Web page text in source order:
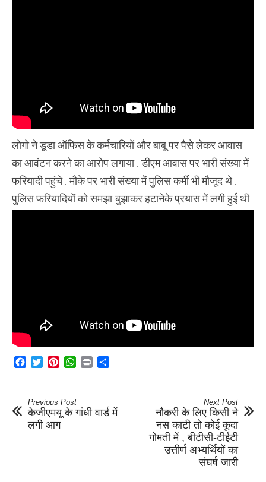
लोगो ने डूडा ऑफिस के कर्मचारियों और बाबू पर पैसे लेकर आवास
का आवंटन करने का आरोप लगाया . डीएम आवास पर भारी संख्या में
फरियादी पहुंचे . मौके पर भारी संख्या में पुलिस कर्मी भी मौजूद थे .
पुलिस फरियादियों को समझा-बुझाकर हटानेके प्रयास में लगी हुई थी .
Facebook
TwitterPinterestWhatsApp
Print
Previous Post
केजीएमयू के गांधी वार्ड में
लगी आग
Next Post
नौकरी के लिए किसी ने
नस काटी तो कोई कूदा
गोमती में , बीटीसी-टीईटी
उत्तीर्ण अभ्यर्थियों का
संघर्ष जारी